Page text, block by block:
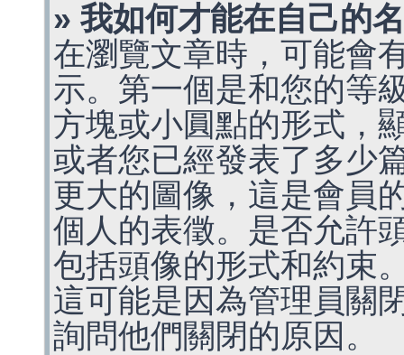
» 我如何才能在自己的
在瀏覽文章時，可能會
示。第一個是和您的等
方塊或小圓點的形式，
或者您已經發表了多少
更大的圖像，這是會員
個人的表徵。是否允許
包括頭像的形式和約束
這可能是因為管理員關
詢問他們關閉的原因。